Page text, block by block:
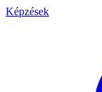
Képzések